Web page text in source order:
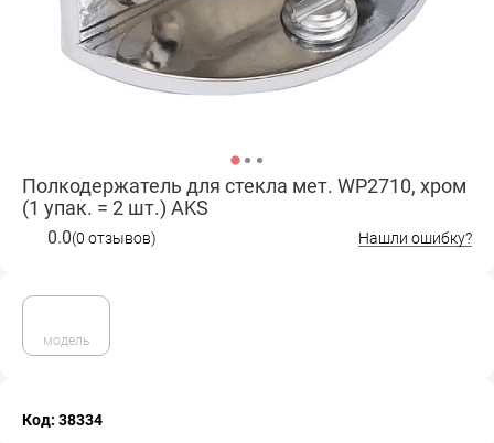
модель
Полкодержатель для стекла мет. WP2710, хром
(1 упак. = 2 шт.) AKS
0.0(0 отзывов) Нашли ошибку?
Код: 38334